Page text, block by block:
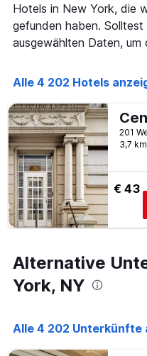
Hotels in New York, die
gefunden haben.
ausgewählten Daten, um
Alle 4 202 Hotels
3,7
€ 43
Alternative
York, NY
Alle 4 202 Unterkünfte